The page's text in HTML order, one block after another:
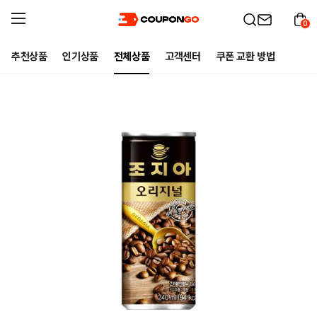
추천상품 인기상품 전체상품 고객센터 쿠폰 교환 방법
0